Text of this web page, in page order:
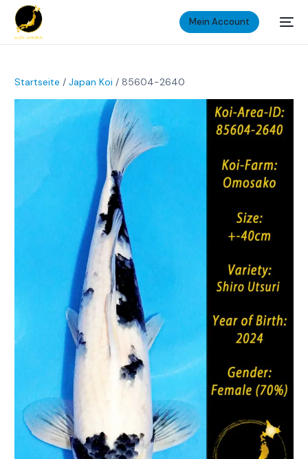
Mein Account
Startseite /Japan Koi / 85604-2640